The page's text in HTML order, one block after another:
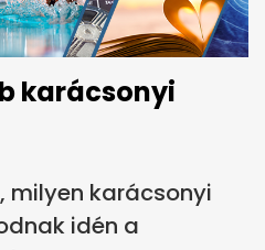
karácsonyi
milyen karácsonyi
idén a